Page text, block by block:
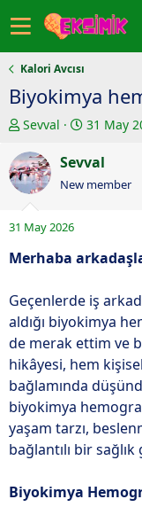
Kalori Avcısı
Biyokimya
K
n
u
y
u
b
a
a
t
a
n
Sevval
B
ş
l
ı
a
r
i
h
i
31 May
Sevval
New member
31 May 2026
Merhaba
Geçenlerde iş
aldığı biyokimya
de merak ettim ve
hikâyesi, hem
bağlamında
biyokimya
yaşam tarzı,
bağlantılı bir
Biyokimya